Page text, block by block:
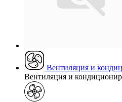
Вентиляция и
Вентиляция и